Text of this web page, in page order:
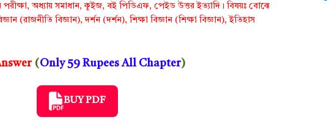
অধ্যায় সমাধান, কুইজ, বই পিডিএফ, পেইড উত্তর ইত্যাদি। বিষয়ঃ বোঝে
(রাজনীতি বিজ্ঞান), দর্শন (দর্শন), শিক্ষা বিজ্ঞান (শিক্ষা বিজ্ঞান), ইতিহাস
(Only 59 Rupees All Chapter)
BUY PDF